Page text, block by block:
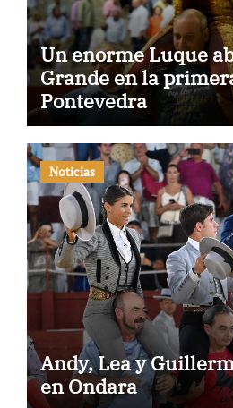
Un enorme Luque
Grande en la
Pontevedra
Noticias
Andy, Lea y
en Ondara